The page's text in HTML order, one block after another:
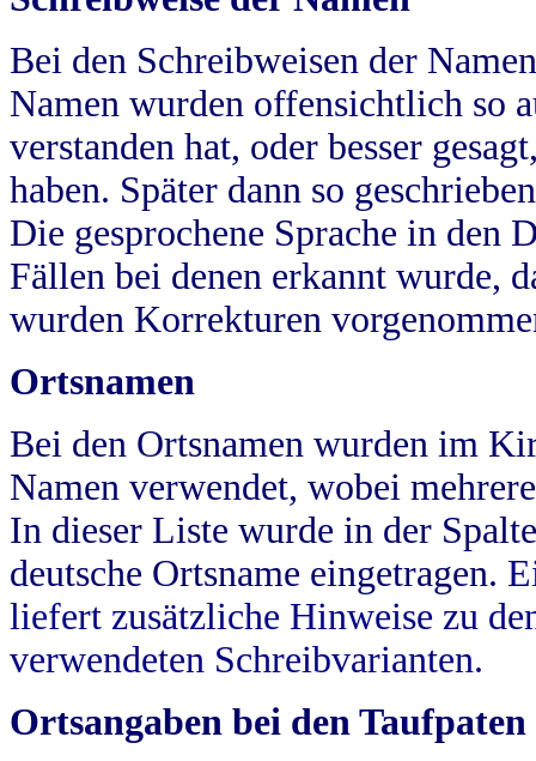
Bei den Schreibweisen der
Namen wurden offensichtlich so
verstanden hat, oder besser
haben. Später dann so
Die gesprochene Sprache in
Fällen bei denen erkannt wurde,
wurden Korrekturen
Ortsnamen
Bei den Ortsnamen wurden im
Namen verwendet, wobei
In dieser Liste wurde in der
deutsche Ortsname eingetragen.
liefert zusätzliche Hinweise zu
verwendeten Schreibvarianten.
Ortsangaben bei den Taufpaten